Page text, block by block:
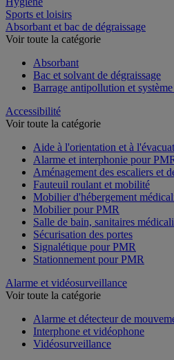
Sports et loisirs
Absorbant et bac de dégraissage
Voir toute la catégorie
Absorbant
Bac et solvant de dégraissage
Barrage antipollution et
Accessibilité
Voir toute la catégorie
Aide à l'orientation et à
Alarme et interphonie pour
Aménagement des escaliers et
Fauteuil roulant et mobilité
Mobilier d'hébergement
Mobilier pour PMR
Salle de bain, sanitaires
Sécurisation des portes
Signalétique pour PMR
Stationnement pour PMR
Alarme et vidéosurveillance
Voir toute la catégorie
Alarme et détecteur de
Interphone et vidéophone
Vidéosurveillance